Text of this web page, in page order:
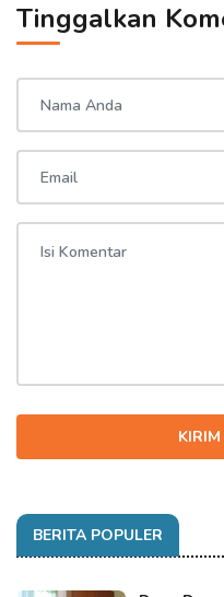
Tinggalkan
BERITA POPULER